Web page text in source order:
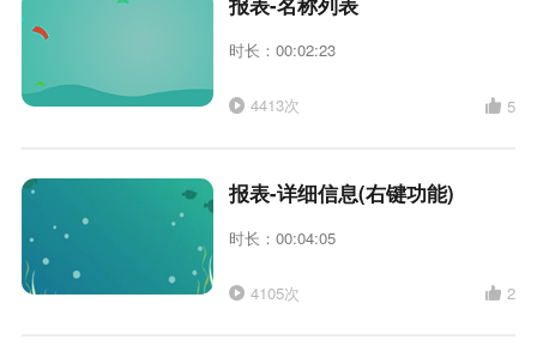
时长：00:02:23
4413次 5
报表-详细信息(右键功能)
时长：00:04:05
4105次 2